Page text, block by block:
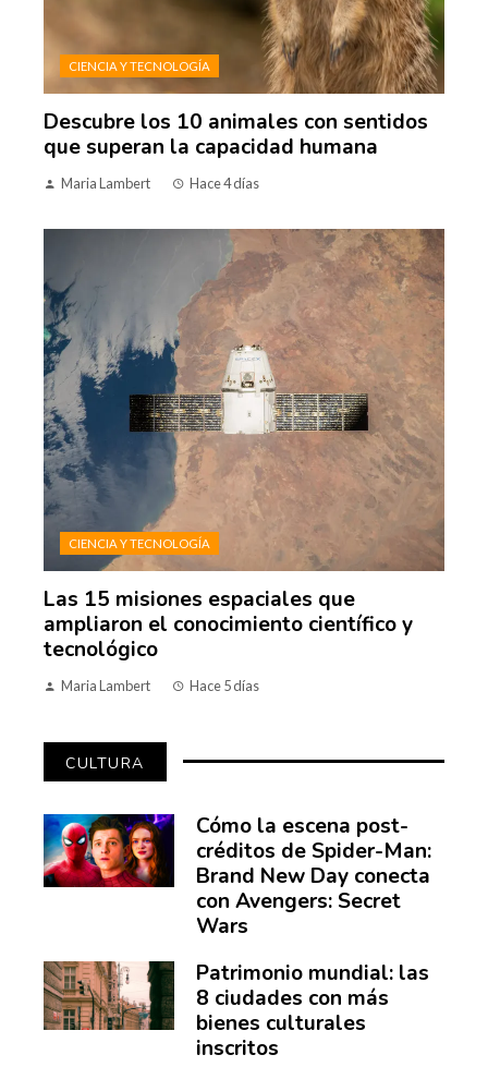
CIENCIA Y TECNOLOGÍA
Descubre los 10 animales con sentidos
que superan la capacidad humana
Maria Lambert Hace 4 días
CIENCIA Y TECNOLOGÍA
Las 15 misiones espaciales que
ampliaron el conocimiento científico y
tecnológico
Maria Lambert Hace 5 días
CULTURA
Cómo la escena post-
créditos de Spider-Man:
Brand New Day conecta
con Avengers: Secret
Wars
Patrimonio mundial: las
8 ciudades con más
bienes culturales
inscritos